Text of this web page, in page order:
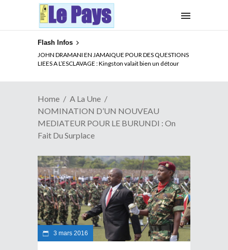
Flash Infos
ELECTION DE TALON A LA TETE DU SENAT BENINOIS :
Quand Patrice quitte le pouvoir sans partir !
Home
A La Une
NOMINATION D’UN NOUVEAU
MEDIATEUR POUR LE BURUNDI : On
Fait Du Surplace
3 mars 2016